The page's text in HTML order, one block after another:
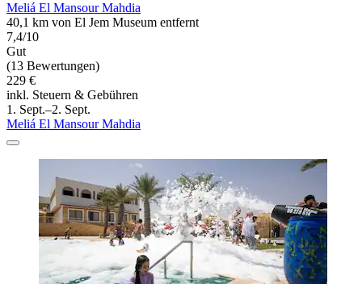
Meliá El Mansour Mahdia
40,1 km von El Jem Museum entfernt
7,4/10
Gut
(13 Bewertungen)
229 €
inkl. Steuern & Gebühren
1. Sept.–2. Sept.
Meliá El Mansour Mahdia